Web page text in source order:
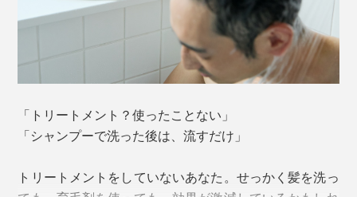
「トリートメント？使ったことない」
「シャンプーで洗った後は、流すだけ」
トリートメントをしていないあなた。せっかく髪を洗っ